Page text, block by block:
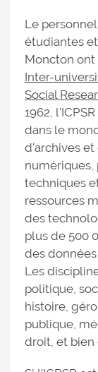
Le
étudiantes
Moncton ont
Inter-
Social
1962,
dans le
d'archives
numériques,
techniques
ressources
des
plus de 500
des
Les
politique,
histoire,
publique,
droit, et bien